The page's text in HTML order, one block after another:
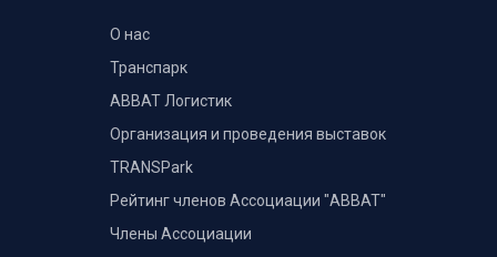
О нас
Транспарк
ABBAT Логистик
Организация и проведения выставок
TRANSPark
Рейтинг членов Ассоциации "АВВАТ"
Члены Ассоциации